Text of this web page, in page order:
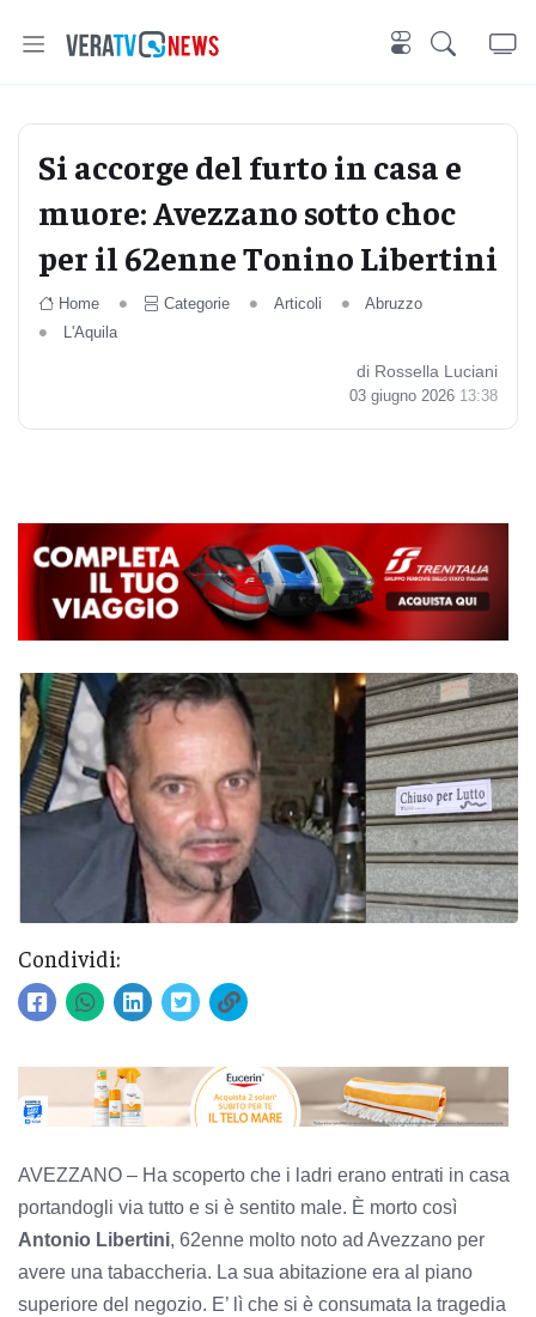
Si accorge del furto in casa e
muore: Avezzano sotto choc
per il 62enne Tonino Libertini
Home Categorie Articoli
Abruzzo
L'Aquila
di Rossella Luciani
03 giugno 2026 13:38
Condividi:
AVEZZANO – Ha scoperto che i ladri erano entrati in casa
portandogli via tutto e si è sentito male. È morto così
Antonio Libertini, 62enne molto noto ad Avezzano per
avere una tabaccheria. La sua abitazione era al piano
superiore del negozio. E’ lì che si è consumata la tragedia